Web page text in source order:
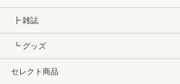
┣ 雑誌
┗ グッズ
セレクト商品